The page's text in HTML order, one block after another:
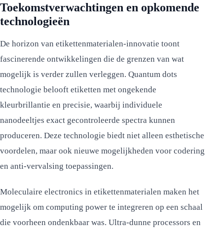
Toekomstverwachtingen en opkomende
technologieën
De horizon van etikettenmaterialen-innovatie toont
fascinerende ontwikkelingen die de grenzen van wat
mogelijk is verder zullen verleggen. Quantum dots
technologie belooft etiketten met ongekende
kleurbrillantie en precisie, waarbij individuele
nanodeeltjes exact gecontroleerde spectra kunnen
produceren. Deze technologie biedt niet alleen esthetische
voordelen, maar ook nieuwe mogelijkheden voor codering
en anti-vervalsing toepassingen.
Moleculaire electronics in etikettenmaterialen maken het
mogelijk om computing power te integreren op een schaal
die voorheen ondenkbaar was. Ultra-dunne processors en